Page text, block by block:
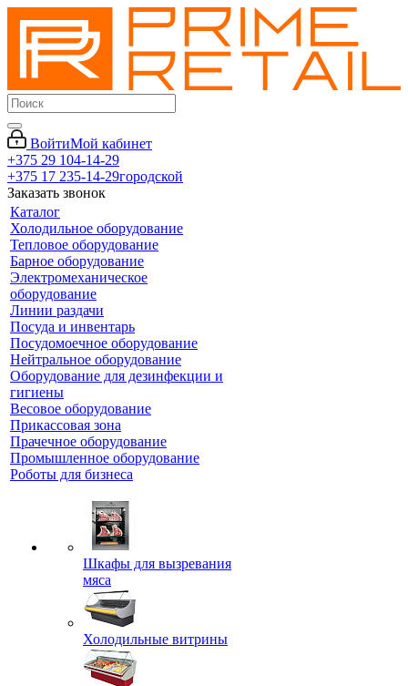
ВойтиМой кабинет
+375 29 104-14-29
+375 17 235-14-29городской
Заказать звонок
Каталог
Холодильное оборудование
Тепловое оборудование
Барное оборудование
Электромеханическое
оборудование
Линии раздачи
Посуда и инвентарь
Посудомоечное оборудование
Нейтральное оборудование
Оборудование для дезинфекции и
гигиены
Весовое оборудование
Прикассовая зона
Прачечное оборудование
Промышленное оборудование
Роботы для бизнеса
Шкафы для вызревания
мяса
Холодильные витрины